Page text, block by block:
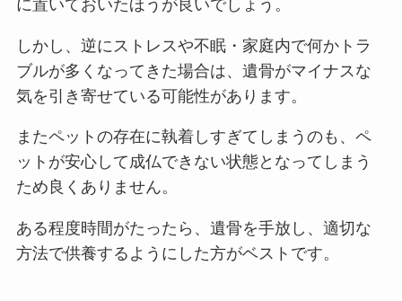
に置いておいたほうが良いでしょう。
しかし、逆にストレスや不眠・家庭内で何かトラ
ブルが多くなってきた場合は、遺骨がマイナスな
気を引き寄せている可能性があります。
またペットの存在に執着しすぎてしまうのも、ペ
ットが安心して成仏できない状態となってしまう
ため良くありません。
ある程度時間がたったら、遺骨を手放し、適切な
方法で供養するようにした方がベストです。